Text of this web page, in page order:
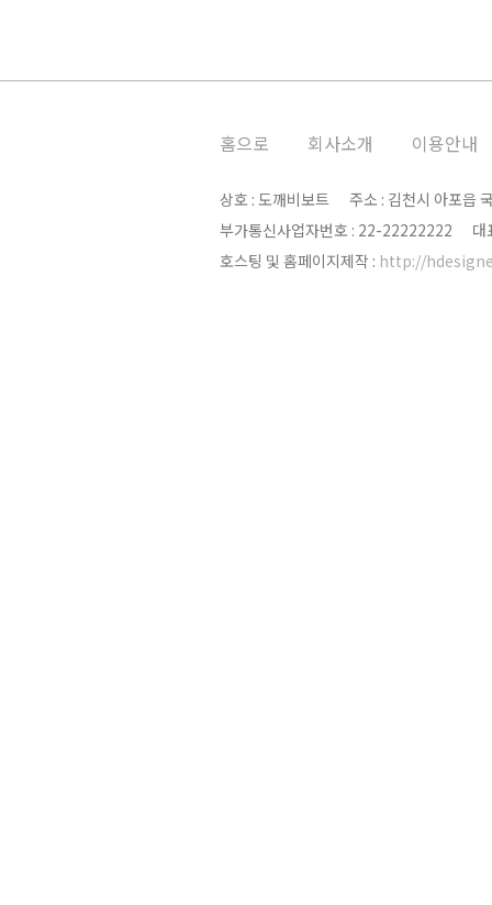
홈으로 회사소개 이용안내
상호 : 도깨비보트 주소 : 김천시 아포
부가통신사업자번호 : 22-22222222 대
호스팅 및 홈페이지제작 : http://